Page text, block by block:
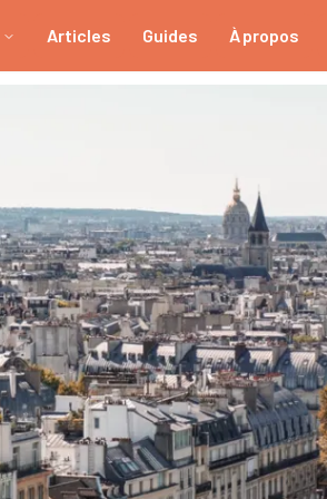
Articles Guides À propos